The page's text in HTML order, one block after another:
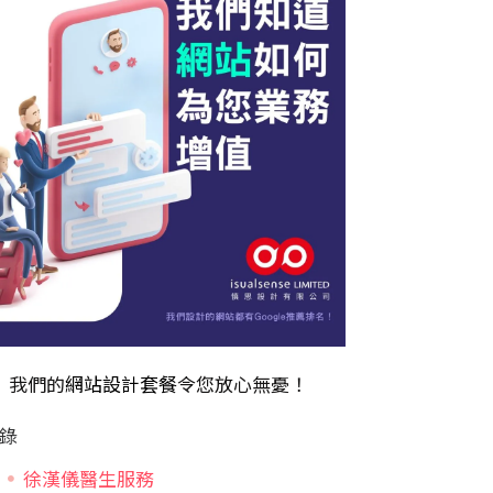
我們的網站設計套餐令您放心無憂！
徐漢儀醫生服務